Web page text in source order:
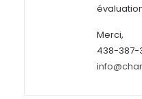
Merci,
438-387-